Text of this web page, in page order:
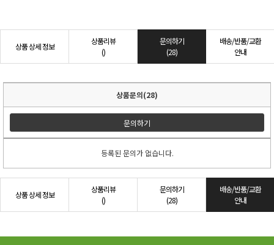
상품 상세 정보
상품리뷰
()
문의하기
(28)
배송/반품/교환
안내
상품문의(28)
문의하기
등록된 문의가 없습니다.
상품 상세 정보
상품리뷰
()
문의하기
(28)
배송/반품/교환
안내